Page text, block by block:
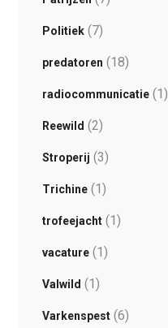
Politiek(7)
predatoren (18)
radiocommunicatie(1)
Reewild (2)
Stroperij (3)
Trichine(1)
trofeejacht(1)
vacature(1)
Valwild (1)
Varkenspest(6)